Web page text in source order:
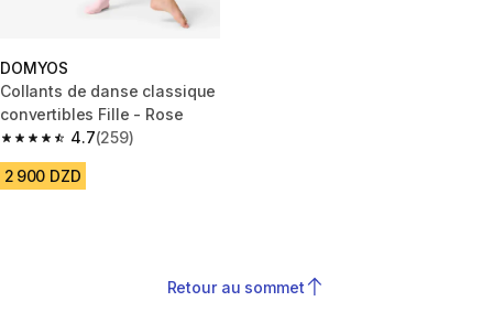
DOMYOS
Collants de danse classique
convertibles Fille - Rose
4.7
4.7 out of 5 stars from 259 reviews
(259)
2 900 DZD
Retour au sommet